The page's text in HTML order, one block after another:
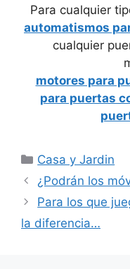
Para cualquier
automatismos
cualquier
motores para
para puertas
Categorías
Casa y Jardin
¿Podrán los
Para los que
la diferencia…